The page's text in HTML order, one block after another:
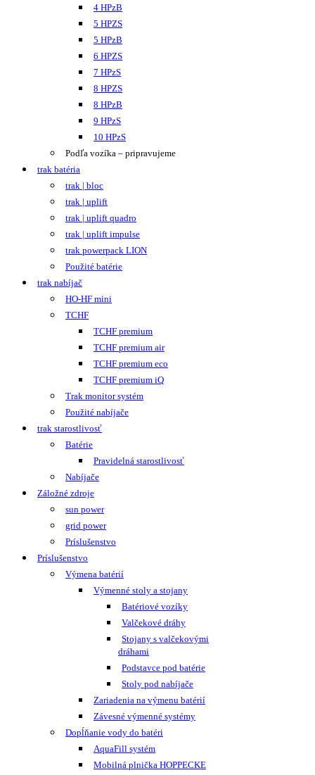
4 HPzB
5 HPZS
5 HPzB
6 HPZS
7 HPzS
8 HPZS
8 HPzB
9 HPzS
10 HPzS
Podľa vozíka – pripravujeme
trak batéria
trak | bloc
trak | uplift
trak | uplift quadro
trak | uplift impulse
trak powerpack LION
Použité batérie
trak nabíjač
HO-HF mini
TCHF
TCHF premium
TCHF premium air
TCHF premium eco
TCHF premium iQ
Trak monitor systém
Použité nabíjače
trak starostlivosť
Batérie
Pravidelná starostlivosť
Nabíjače
Záložné zdroje
sun power
grid power
Príslušenstvo
Príslušenstvo
Výmena batérií
Výmenné stoly a stojany
Batériové vozíky
Valčekové dráhy
Stojany s valčekovými
dráhami
Podstavce pod batérie
Stoly pod nabíjače
Zariadenia na výmenu batérií
Závesné výmenné systémy
Dopĺňanie vody do batéri
AquaFill systém
Mobilná plnička HOPPECKE